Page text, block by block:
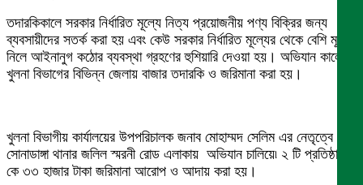
তদারকিকালে সরকার নির্ধারিত মূল্যে নিত্য প্রয়োজনীয় পণ্য বিক্রির জন্য
ব্যবসায়ীদের সতর্ক করা হয় এবং কেউ সরকার নির্ধারিত মূল্যের থেকে বেশি মূল্য
নিলে আইনানুগ কঠোর ব্যবস্থা গ্রহণের হুশিয়ারি দেওয়া হয়। অভিযান কালে
খুলনা বিভাগের বিভিন্ন জেলায় বাজার তদারকি ও জরিমানা করা হয়।
খুলনা বিভাগীয় কার্যালয়ের উপপরিচালক জনাব মোহাম্মদ সেলিম এর নেতৃত্বে
সোনাডাঙ্গা থানার জলিল স্মরনী রোড এলাকায় অভিযান চালিয়ে৷ ২ টি প্রতিষ্ঠান-
কে ৩৩ হাজার টাকা জরিমানা আরোপ ও আদায় করা হয়।